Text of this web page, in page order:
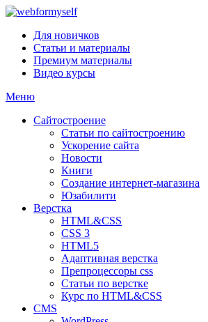
Для новичков
Статьи и материалы
Премиум материалы
Видео курсы
Меню
Сайтостроение
Статьи по сайтостроению
Ускорение сайта
Новости
Книги
Создание интернет-магазина
Юзабилити
Верстка
HTML&CSS
CSS 3
HTML5
Адаптивная верстка
Препроцессоры css
Статьи по верстке
Курс по HTML&CSS
CMS